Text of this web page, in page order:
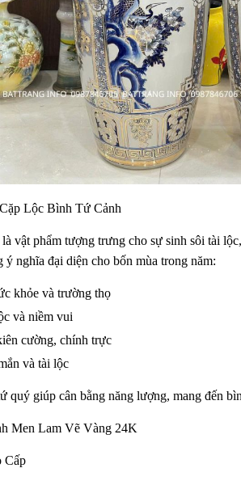
Lộc Bình Tứ Cảnh
vật phẩm tượng trưng cho sự sinh sôi tài
nghĩa đại diện cho bốn mùa trong năm:
khỏe và trường thọ
và niềm vui
cường, chính trực
và tài lộc
quý giúp cân bằng năng lượng, mang đến
Men Lam Vẽ Vàng 24K
Cấp